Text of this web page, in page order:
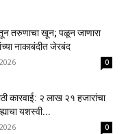
तरुणाचा खून; पळून जाणारा
नाकाबंदीत जेरबंद
0
कारवाई: २ लाख २१ हजारांचा
यशस्वी...
0